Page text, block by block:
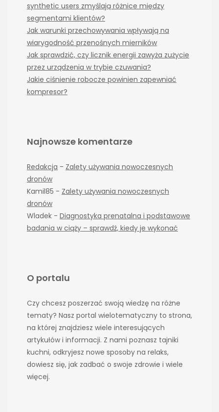
synthetic users zmyślają różnice między
segmentami klientów?
Jak warunki przechowywania wpływają na
wiarygodność przenośnych mierników
Jak sprawdzić, czy licznik energii zawyża zużycie
przez urządzenia w trybie czuwania?
Jakie ciśnienie robocze powinien zapewniać
kompresor?
Najnowsze komentarze
Redakcja - Zalety używania nowoczesnych
dronów
Kamil85 - Zalety używania nowoczesnych
dronów
Wladek - Diagnostyka prenatalna i podstawowe
badania w ciąży – sprawdź, kiedy je wykonać
O portalu
Czy chcesz poszerzać swoją wiedzę na różne
tematy? Nasz portal wielotematyczny to strona,
na której znajdziesz wiele interesujących
artykułów i informacji. Z nami poznasz tajniki
kuchni, odkryjesz nowe sposoby na relaks,
dowiesz się, jak zadbać o swoje zdrowie i wiele
więcej.